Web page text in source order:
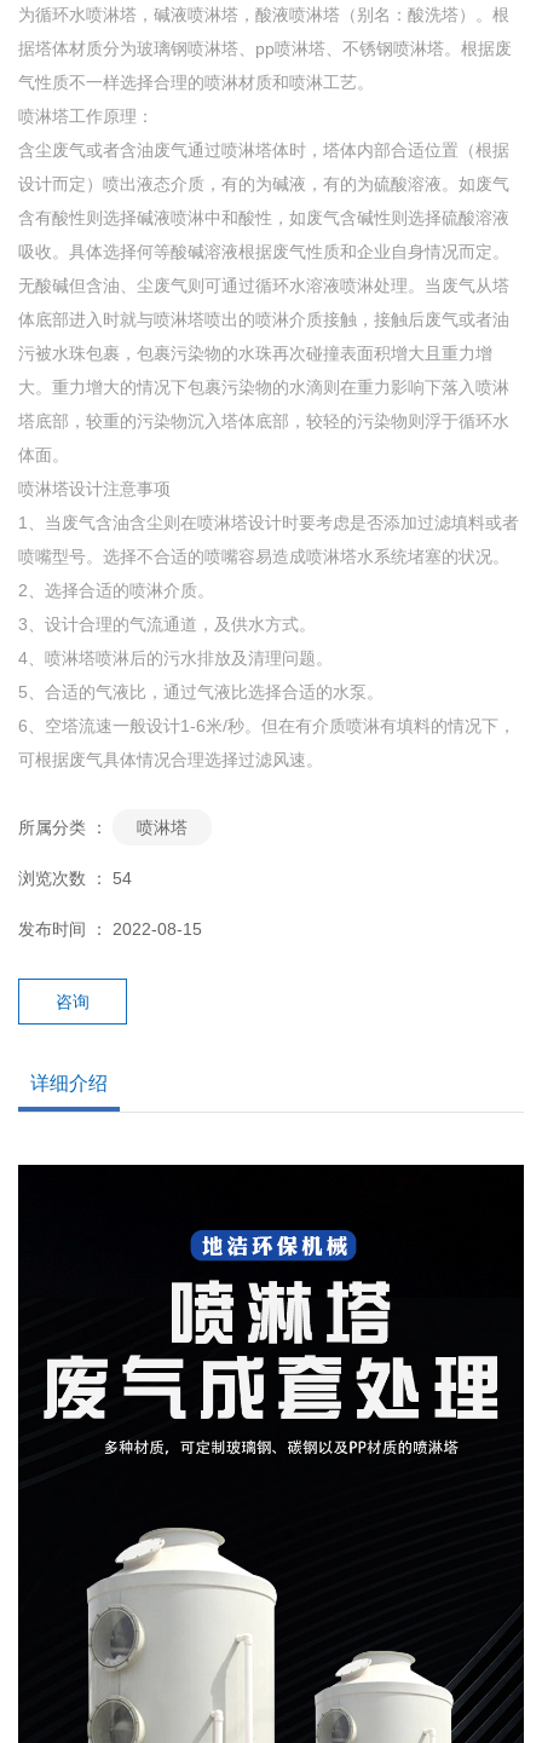
为循环水喷淋塔，碱液喷淋塔，酸液喷淋塔（别名：酸洗塔）。根
据塔体材质分为玻璃钢喷淋塔、pp喷淋塔、不锈钢喷淋塔。根据废
气性质不一样选择合理的喷淋材质和喷淋工艺。
喷淋塔工作原理：
含尘废气或者含油废气通过喷淋塔体时，塔体内部合适位置（根据
设计而定）喷出液态介质，有的为碱液，有的为硫酸溶液。如废气
含有酸性则选择碱液喷淋中和酸性，如废气含碱性则选择硫酸溶液
吸收。具体选择何等酸碱溶液根据废气性质和企业自身情况而定。
无酸碱但含油、尘废气则可通过循环水溶液喷淋处理。当废气从塔
体底部进入时就与喷淋塔喷出的喷淋介质接触，接触后废气或者油
污被水珠包裹，包裹污染物的水珠再次碰撞表面积增大且重力增
大。重力增大的情况下包裹污染物的水滴则在重力影响下落入喷淋
塔底部，较重的污染物沉入塔体底部，较轻的污染物则浮于循环水
体面。
喷淋塔设计注意事项
1、当废气含油含尘则在喷淋塔设计时要考虑是否添加过滤填料或者
喷嘴型号。选择不合适的喷嘴容易造成喷淋塔水系统堵塞的状况。
2、选择合适的喷淋介质。
3、设计合理的气流通道，及供水方式。
4、喷淋塔喷淋后的污水排放及清理问题。
5、合适的气液比，通过气液比选择合适的水泵。
6、空塔流速一般设计1-6米/秒。但在有介质喷淋有填料的情况下，
可根据废气具体情况合理选择过滤风速。
所属分类 ： 喷淋塔
浏览次数 ： 54
发布时间 ： 2022-08-15
咨询
详细介绍